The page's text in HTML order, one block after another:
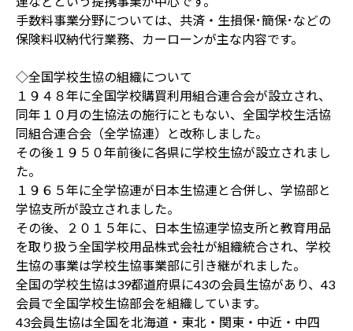
手数料事業分野については、共済・生損保･簡保･などの
保険料収納代行業務、カーローンが主な内容です。
◇全国学校生協の組織について
１９４８年に全国学校購買利用組合連合会が設立され、
同年１０月の生協法の施行にともない、全国学校生活協
同組合連合会（全学協連）と改称しました。
その後１９５０年前後に各県に学校生協が設立されまし
た。
１９６５年に全学協連が日本生協連と合併し、学協部と
学協支所が設立されました。
その後、２０１５年に、日本生協連学協支所と教育用品
を取り扱う全国学校用品株式会社が組織統合され、学校
生協の事業は学校生協事業部に引き継がれました。
全国の学校生協は39都道府県に43の会員生協があり、43
会員で全国学校生協部会を組織しています。
43会員生協は全国を北海道・東北・関東・中近・中四